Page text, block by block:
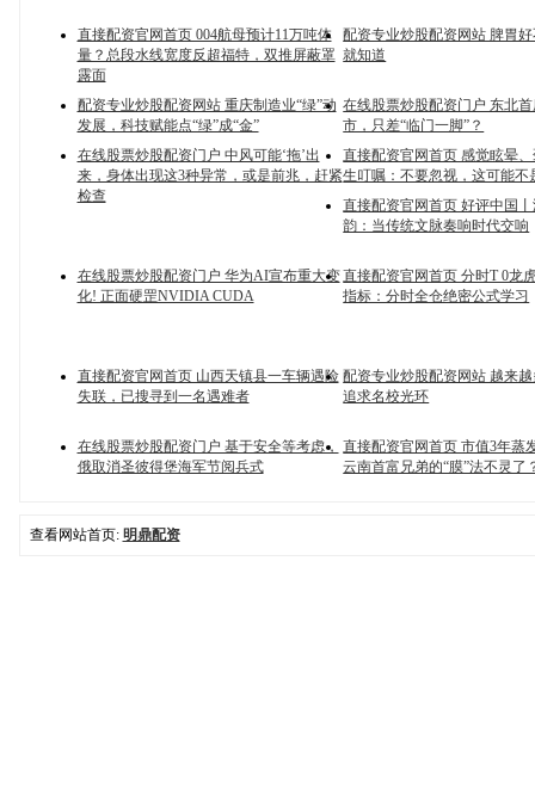
直接配资官网首页 004航母预计11万吨体
量？总段水线宽度反超福特，双推屏蔽罩
露面
配资专业炒股配资网站 脾胃
就知道
配资专业炒股配资网站 重庆制造业“绿”动
发展，科技赋能点“绿”成“金”
在线股票炒股配资门户 东北
市，只差“临门一脚”？
在线股票炒股配资门户 中风可能‘拖’出
来，身体出现这3种异常，或是前兆，赶紧
检查
直接配资官网首页 感觉眩晕
生叮嘱：不要忽视，这可能不
直接配资官网首页 好评中国
韵：当传统文脉奏响时代交响
在线股票炒股配资门户 华为AI宣布重大变
化! 正面硬罡NVIDIA CUDA
直接配资官网首页 分时T 0龙
指标：分时全仓绝密公式学习
直接配资官网首页 山西天镇县一车辆遇险
失联，已搜寻到一名遇难者
配资专业炒股配资网站 越来
追求名校光环
在线股票炒股配资门户 基于安全等考虑，
俄取消圣彼得堡海军节阅兵式
直接配资官网首页 市值3年蒸
云南首富兄弟的“膜”法不灵了
查看网站首页: 明鼎配资